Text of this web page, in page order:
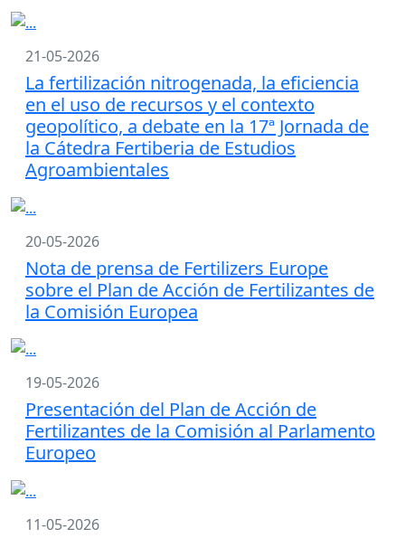
21-05-2026
La fertilización nitrogenada, la eficiencia
en el uso de recursos y el contexto
geopolítico, a debate en la 17ª Jornada de
la Cátedra Fertiberia de Estudios
Agroambientales
20-05-2026
Nota de prensa de Fertilizers Europe
sobre el Plan de Acción de Fertilizantes de
la Comisión Europea
19-05-2026
Presentación del Plan de Acción de
Fertilizantes de la Comisión al Parlamento
Europeo
11-05-2026